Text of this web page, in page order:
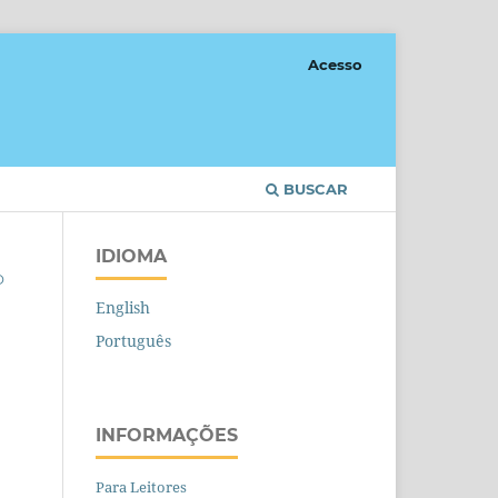
BUSCAR
Acesso
IDIOMA
English
Português
INFORMAÇÕES
Para Leitores